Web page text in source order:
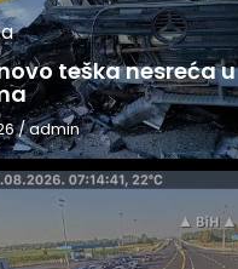
teška nesreća u
/admin